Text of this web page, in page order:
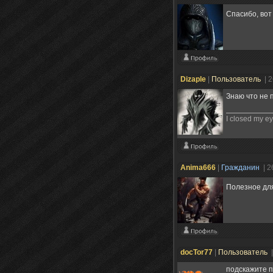
Спасибо, вот
Dizaple Пользователь
|
Знаю что не
I closed my
Anima666 Гражданин |
Полезное
docTor77 Пользователь
подскажите